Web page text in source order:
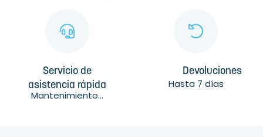
Servicio de
asistencia rápida
Mantenimiento...
Devoluciones
Hasta 7 días